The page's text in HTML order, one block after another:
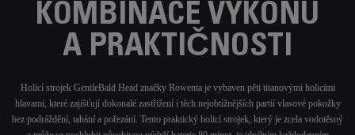
KOMBINACE VÝKONU
A PRAKTIČNOSTI
Holicí strojek GentleBald Head značky Rowenta je vybaven pěti titanovými holicími
hlavami, které zajišťují dokonalé zastřižení i těch nejobtížnějších partií vlasové pokožky
bez podráždění, tahání a pořezání. Tento praktický holicí strojek, který je zcela vodotěsný